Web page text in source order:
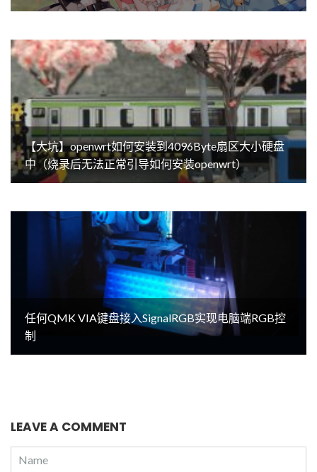
【大坑】openwrt如何安装到4096Byte扇区大小硬盘
中（烧录后无法正常引导如何安装openwrt）
任何QMK VIA键盘接入SignalRGB实现电脑端RGB控
制
LEAVE A COMMENT